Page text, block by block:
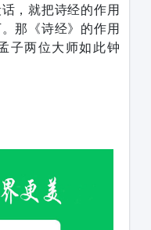
，就把诗经的作用
那《诗经》的作用
子两位大师如此钟